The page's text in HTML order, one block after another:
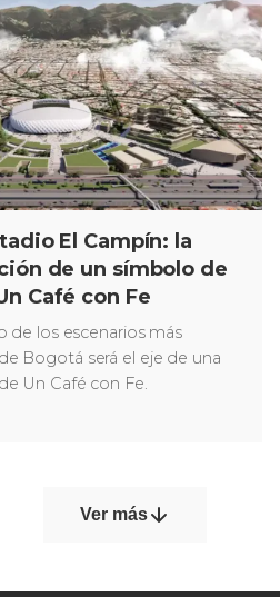
El Campín: la
de un símbolo de
Café con Fe
de los escenarios más
Bogotá será el eje de una
Un Café con Fe.
Ver más